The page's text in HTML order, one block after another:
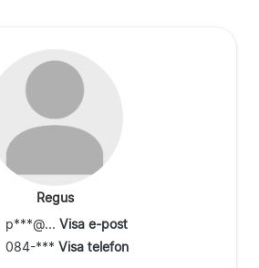
Regus
p***@... Visa e-post
084-*** Visa telefon